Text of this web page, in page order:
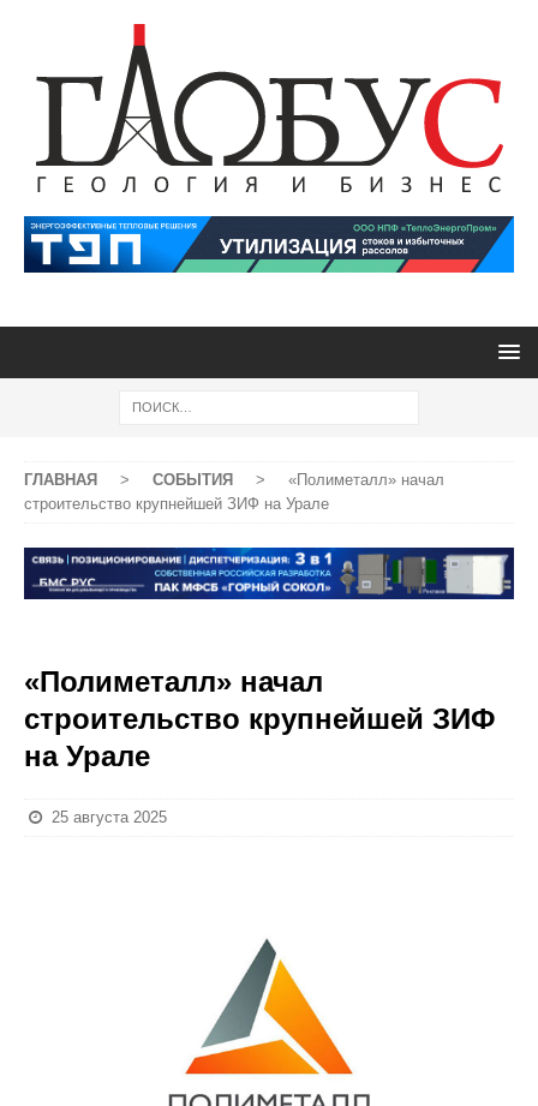
ГЛАВНАЯ > СОБЫТИЯ >
«Полиметалл» начал
строительство крупнейшей ЗИФ на Урале
«Полиметалл» начал
строительство крупнейшей ЗИФ
на Урале
25 августа 2025